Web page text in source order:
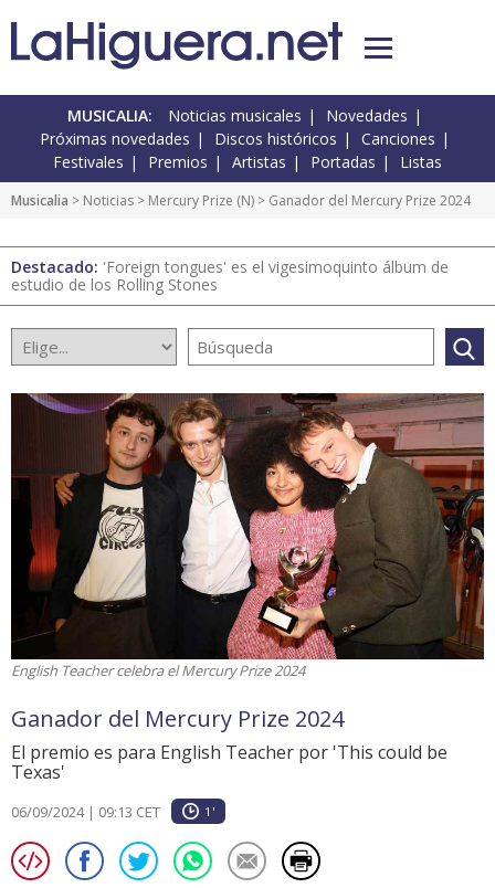
MUSICALIA: Noticias musicales
Novedades
Próximas novedades
Discos históricos
Canciones
Festivales
Premios Artistas Portadas Listas
Musicalia > Noticias > Mercury Prize (N) > Ganador del Mercury Prize 2024
Destacado: 'Foreign tongues' es el vigesimoquinto álbum de
estudio de los Rolling Stones
English Teacher celebra el Mercury Prize 2024
Ganador del Mercury Prize 2024
El premio es para English Teacher por 'This could be
Texas'
06/09/2024 | 09:13 CET 1'